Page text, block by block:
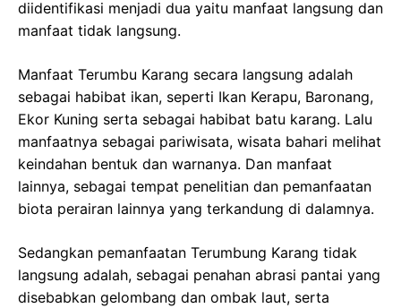
diidentifikasi menjadi dua yaitu manfaat langsung dan
manfaat tidak langsung.
Manfaat Terumbu Karang secara langsung adalah
sebagai habibat ikan, seperti Ikan Kerapu, Baronang,
Ekor Kuning serta sebagai habibat batu karang. Lalu
manfaatnya sebagai pariwisata, wisata bahari melihat
keindahan bentuk dan warnanya. Dan manfaat
lainnya, sebagai tempat penelitian dan pemanfaatan
biota perairan lainnya yang terkandung di dalamnya.
Sedangkan pemanfaatan Terumbung Karang tidak
langsung adalah, sebagai penahan abrasi pantai yang
disebabkan gelombang dan ombak laut, serta